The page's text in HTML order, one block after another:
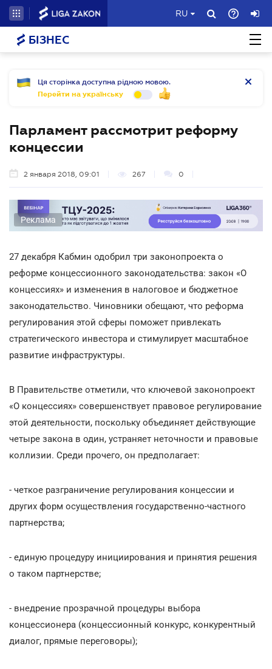
RU
БІЗНЕС
Ця сторінка доступна рідною мовою.
Перейти на українську
Парламент рассмотрит реформу
концессии
2 января 2018, 09:01 267 0
Реклама
27 декабря Кабмин одобрил три законопроекта о
реформе концессионного законодательства: закон «О
концессиях» и изменения в налоговое и бюджетное
законодательство. Чиновники обещают, что реформа
регулирования этой сферы поможет привлекать
стратегического инвестора и стимулирует масштабное
развитие инфраструктуры.
В Правительстве отметили, что ключевой законопроект
«О концессиях» совершенствует правовое регулирование
этой деятельности, поскольку объединяет действующие
четыре закона в один, устраняет неточности и правовые
коллизии. Среди прочего, он предполагает:
- четкое разграничение регулирования концессии и
других форм осуществления государственно-частного
партнерства;
- единую процедуру инициирования и принятия решения
о таком партнерстве;
- внедрение прозрачной процедуры выбора
концессионера (концессионный конкурс, конкурентный
диалог, прямые переговоры);